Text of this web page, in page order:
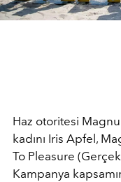
Haz otoritesi
kadını Iris Apfel,
To Pleasure
Kampanya